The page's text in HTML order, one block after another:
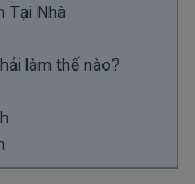
Tại Nhà
làm thế nào?